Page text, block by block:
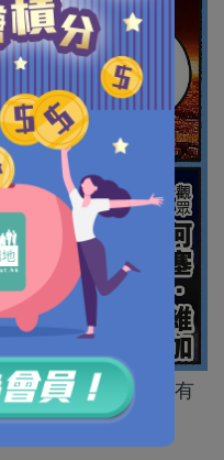
華思想，好彩都仲有